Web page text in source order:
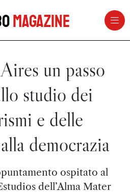
Magazine
un passo
studio dei
e delle
democrazia
ospitato al
dell’Alma Mater